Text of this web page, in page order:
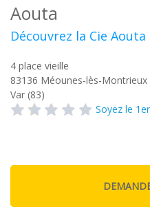
Aouta
Découvrez la Cie Aouta
4 place vieille
83136 Méounes-lès-Montrieux
Var (83)
Soyez le